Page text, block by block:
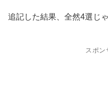
追記した結果、全然4選じ
スポン